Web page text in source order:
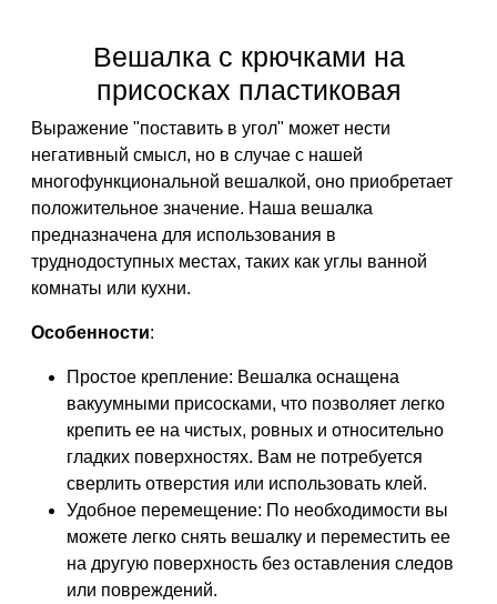
Вешалка с крючками на
присосках пластиковая
Выражение "поставить в угол" может нести
негативный смысл, но в случае с нашей
многофункциональной вешалкой, оно приобретает
положительное значение. Наша вешалка
предназначена для использования в
труднодоступных местах, таких как углы ванной
комнаты или кухни.
Особенности:
Простое крепление: Вешалка оснащена
вакуумными присосками, что позволяет легко
крепить ее на чистых, ровных и относительно
гладких поверхностях. Вам не потребуется
сверлить отверстия или использовать клей.
Удобное перемещение: По необходимости вы
можете легко снять вешалку и переместить ее
на другую поверхность без оставления следов
или повреждений.